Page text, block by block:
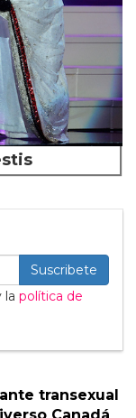
Suscribete
la política de
transexual
Canadá